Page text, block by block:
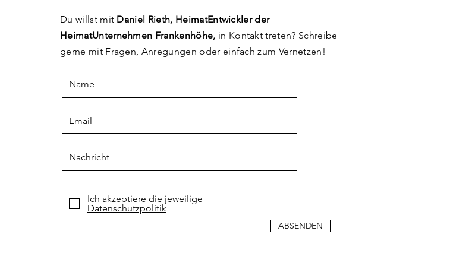
Du willst mit Daniel Rieth, HeimatEntwickler der
HeimatUnternehmen Frankenhöhe, in Kontakt treten? Schreibe
gerne mit Fragen, Anregungenoder einfach zum Vernetzen!
Ich akzeptiere die jeweilige
Datenschutzpolitik
ABSENDEN